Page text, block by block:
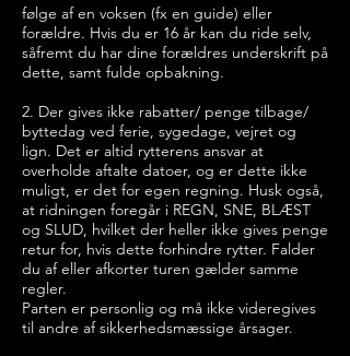
følge af en voksen (fx en guide) eller
forældre. Hvis du er 16 år kan du ride selv,
såfremt du har dine forældres underskrift på
dette, samt fulde opbakning.
2. Der gives ikke rabatter/ penge tilbage/
byttedag ved ferie, sygedage, vejret og
lign. Det er altid rytterens ansvar at
overholde aftalte datoer, og er dette ikke
muligt, er det for egen regning. Husk også,
at ridningen foregår i REGN, SNE, BLÆST
og SLUD, hvilket der heller ikke gives penge
retur for, hvis dette forhindre rytter. Falder
du af eller afkorter turen gælder samme
regler.
Parten er personlig og må ikke videregives
til andre af sikkerhedsmæssige årsager.